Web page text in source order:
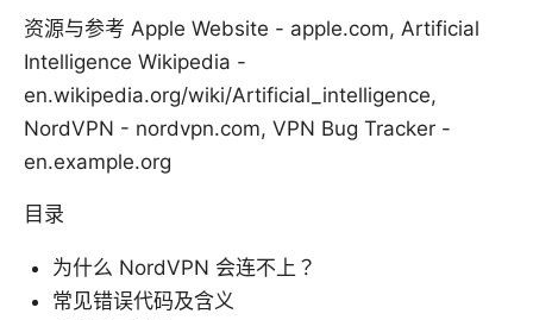
资源与参考 Apple Website - apple.com, Artificial
Intelligence Wikipedia -
en.wikipedia.org/wiki/Artificial_intelligence,
NordVPN - nordvpn.com, VPN Bug Tracker -
en.example.org
目录
为什么 NordVPN 会连不上？
常见错误代码及含义